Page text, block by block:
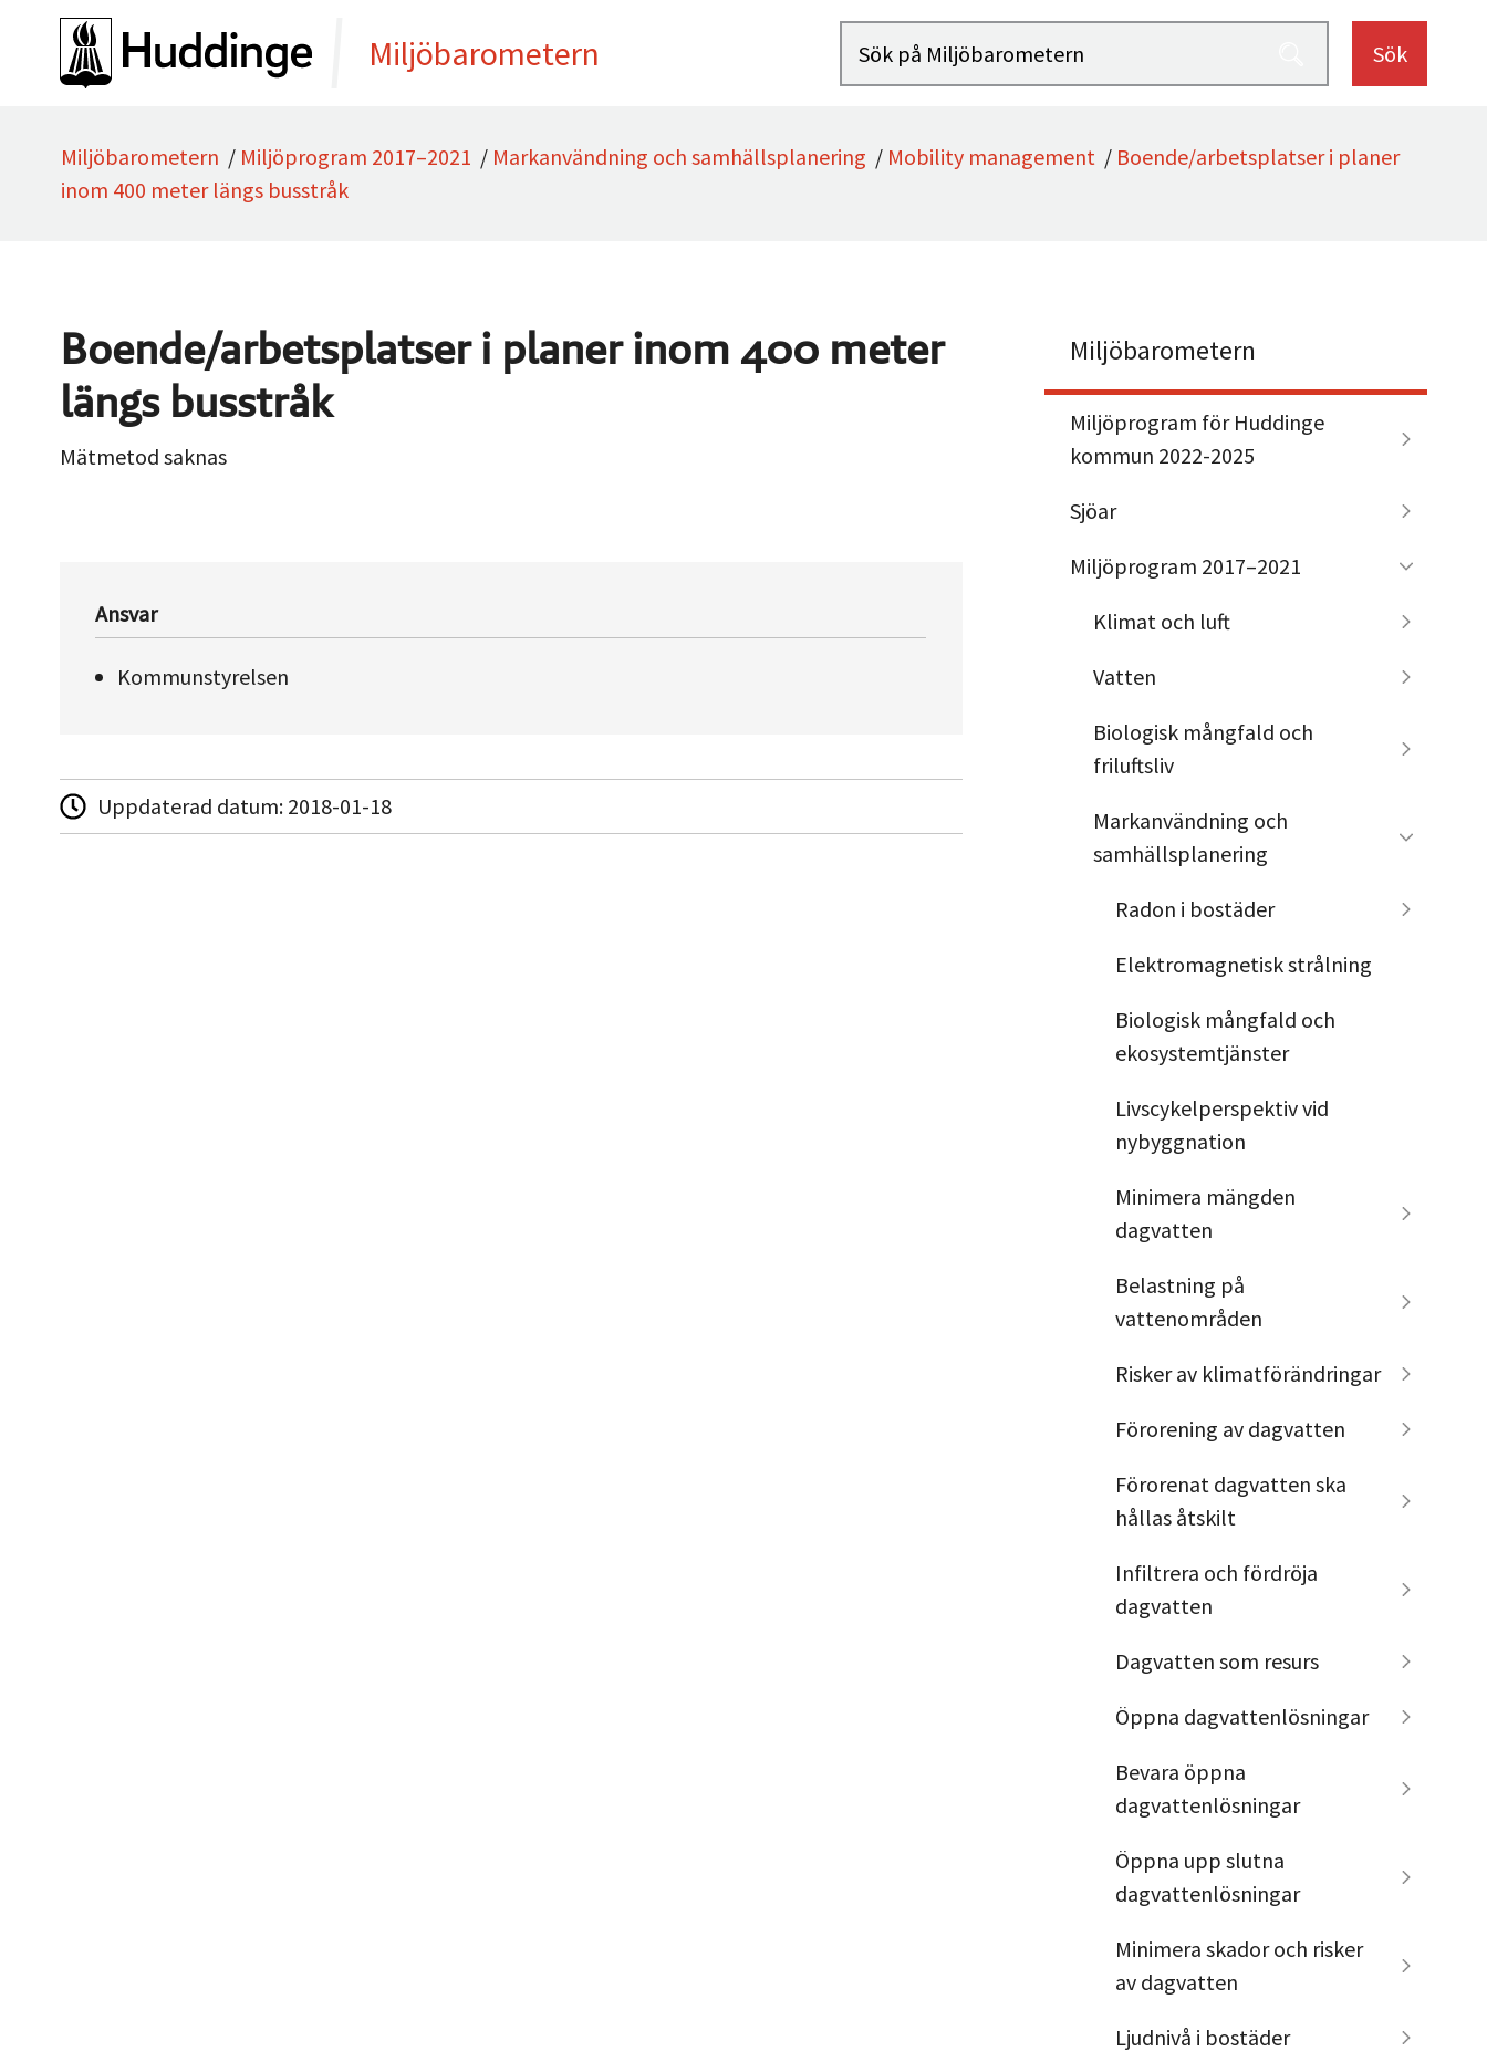
Gå direkt till sidans innehåll Miljöbarometern Sök
Miljöbarometern / Miljöprogram 2017–2021 / Markanvändning och samhällsplanering / Mobility management / Boende/arbetsplatser i planer
inom 400 meter längs busstråk
Boende/arbetsplatser i planer inom 400 meter
längs busstråk
Mätmetod saknas
Ansvar
Kommunstyrelsen
Uppdaterad datum: 2018-01-18
Miljöbarometern
Miljöprogram för Huddinge
kommun 2022-2025
Sjöar
Miljöprogram 2017–2021
Klimat och luft
Vatten
Biologisk mångfald och
friluftsliv
Markanvändning och
samhällsplanering
Radon i bostäder
Elektromagnetisk strålning
Biologisk mångfald och
ekosystemtjänster
Livscykelperspektiv vid
nybyggnation
Minimera mängden
dagvatten
Belastning på
vattenområden
Risker av klimatförändringar
Förorening av dagvatten
Förorenat dagvatten ska
hållas åtskilt
Infiltrera och fördröja
dagvatten
Dagvatten som resurs
Öppna dagvattenlösningar
Bevara öppna
dagvattenlösningar
Öppna upp slutna
dagvattenlösningar
Minimera skador och risker
av dagvatten
Ljudnivå i bostäder